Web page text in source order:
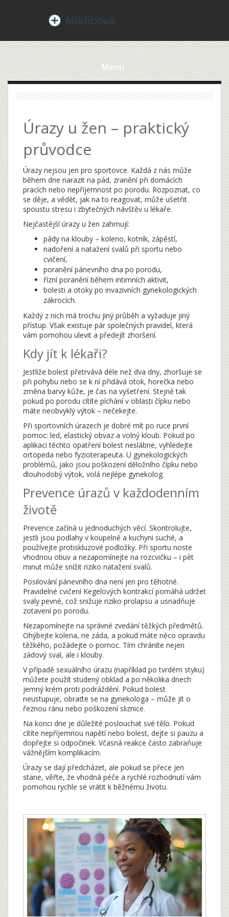
Menu
Úrazy u žen – praktický
průvodce
Úrazy nejsou jen pro sportovce. Každá z nás může
během dne narazit na pád, zranění při domácích
pracích nebo nepříjemnost po porodu. Rozpoznat, co
se děje, a vědět, jak na to reagovat, může ušetřit
spoustu stresu i zbytečných návštěv u lékaře.
Nejčastější úrazy u žen zahrnují:
pády na klouby – koleno, kotník, zápěstí,
nadoření a natažení svalů při sportu nebo
cvičení,
poranění pánevního dna po porodu,
řízní poranění během intimních aktivit,
bolesti a otoky po invazivních gynekologických
zákrocích.
Každý z nich má trochu jiný průběh a vyžaduje jiný
přístup. Však existuje pár společných pravidel, která
vám pomohou ulevit a předejít zhoršení.
Kdy jít k lékaři?
Jestliže bolest přetrvává déle než dva dny, zhoršuje se
při pohybu nebo se k ní přidává otok, horečka nebo
změna barvy kůže, je čas na vyšetření. Stejně tak
pokud po porodu cítíte píchání v oblasti čípku nebo
máte neobvyklý výtok – nečekejte.
Při sportovních úrazech je dobré mít po ruce první
pomoc: led, elastický obvaz a volný kloub. Pokud po
aplikaci těchto opatření bolest neslábne, vyhledejte
ortopeda nebo fyzioterapeuta. U gynekologických
problémů, jako jsou poškození děložního čípku nebo
dlouhodobý výtok, volá nejlépe gynekolog.
Prevence úrazů v každodenním
životě
Prevence začíná u jednoduchých věcí. Skontrolujte,
jestli jsou podlahy v koupelně a kuchyni suché, a
používejte protiskluzové podložky. Při sportu noste
vhodnou obuv a nezapomínejte na rozcvičku – i pět
minut může snížit riziko natažení svalů.
Posilování pánevního dna není jen pro těhotné.
Pravidelné cvičení Kegelových kontrakcí pomáhá udržet
svaly pevné, což snižuje riziko prolapsu a usnadňuje
zotavení po porodu.
Nezapomínejte na správné zvedání těžkých předmětů.
Ohýbejte kolena, ne záda, a pokud máte něco opravdu
těžkého, požádejte o pomoc. Tím chráníte nejen
zádový sval, ale i klouby.
V případě sexuálního úrazu (například po tvrdém styku)
můžete použít studený obklad a po několika dnech
jemný krém proti podráždění. Pokud bolest
neustupuje, obraťte se na gynekologa – může jít o
řeznou ránu nebo poškození sliznice.
Na konci dne je důležité poslouchat své tělo. Pokud
cítíte nepříjemnou napětí nebo bolest, dejte si pauzu a
dopřejte si odpočinek. Včasná reakce často zabraňuje
vážnějším komplikacím.
Úrazy se dají předcházet, ale pokud se přece jen
stane, věřte, že vhodná péče a rychlé rozhodnutí vám
pomohou rychle se vrátit k běžnému životu.